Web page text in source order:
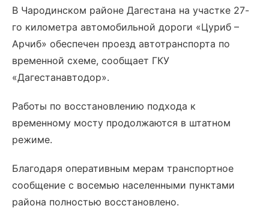
В Чародинском районе Дагестана на участке 27-
го километра автомобильной дороги «Цуриб –
Арчиб» обеспечен проезд автотранспорта по
временной схеме, сообщает ГКУ
«Дагестанавтодор».
Работы по восстановлению подхода к
временному мосту продолжаются в штатном
режиме.
Благодаря оперативным мерам транспортное
сообщение с восемью населенными пунктами
района полностью восстановлено.